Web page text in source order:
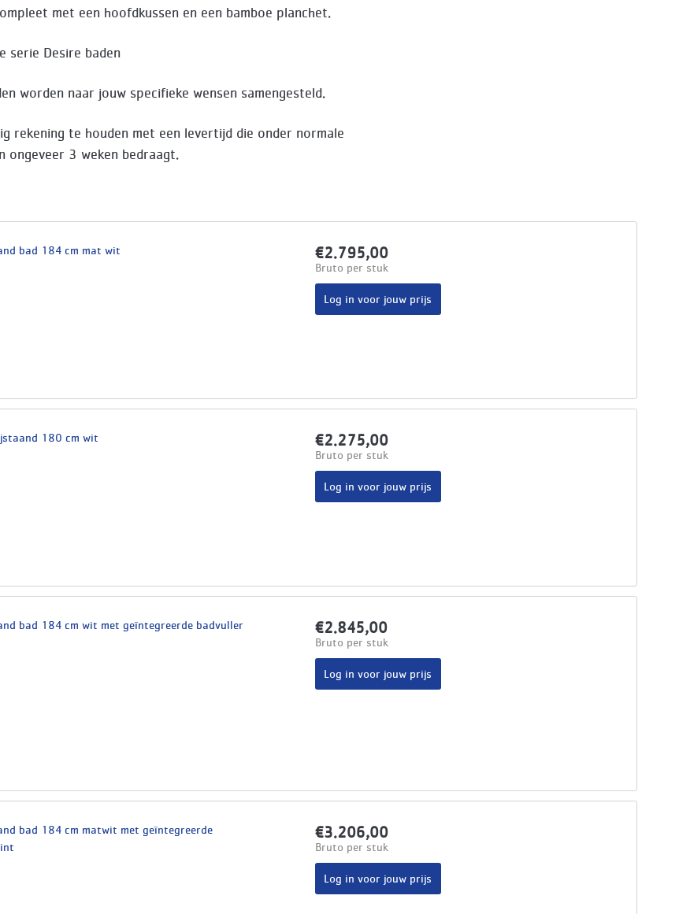
met een hoofdkussen en een bamboe planchet.
serie Desire baden
worden naar jouw specifieke wensen samengesteld.
rekening te houden met een levertijd die onder normale
ongeveer 3 weken bedraagt.
bad 184 cm mat wit
€2.795,00
Bruto per stuk
Log in voor jouw prijs
180 cm wit
€2.275,00
Bruto per stuk
Log in voor jouw prijs
bad 184 cm wit met geïntegreerde badvuller
€2.845,00
Bruto per stuk
Log in voor jouw prijs
bad 184 cm matwit met geïntegreerde
€3.206,00
Bruto per stuk
Log in voor jouw prijs